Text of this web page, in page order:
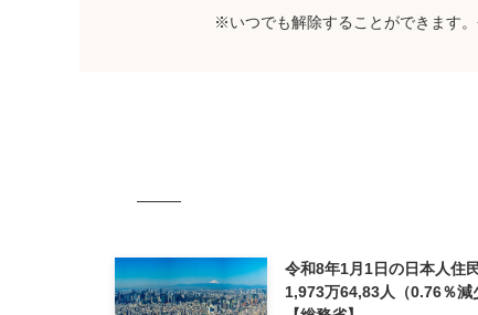
※いつでも解除することができます
令和8年1月1日の日本人住
1,973万64,83人（0.76％